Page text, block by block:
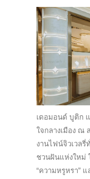
เดอมอนด์ บูติก
ใจกลางเมือง ณ
งานไฟน์จิวเวล
ชวนฝันแห่งใหม่
“ความหรูหรา”